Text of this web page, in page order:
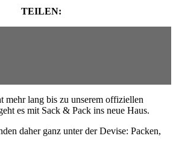
TEILEN:
mehr lang bis zu unserem offiziellen
es mit Sack & Pack ins neue Haus.
daher ganz unter der Devise: Packen,